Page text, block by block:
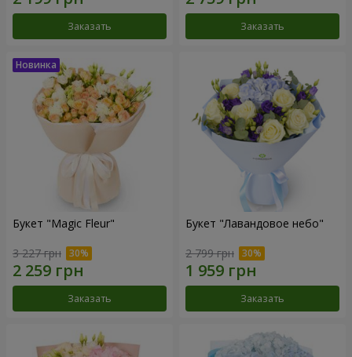
Заказать Заказать
Букет "Magic Fleur"
3 227 грн
Заказать
Букет "Лавандовое небо"
2 799 грн
Заказать